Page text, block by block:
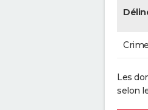
Les
selon